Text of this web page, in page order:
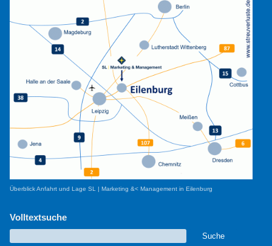
Überblick Anfahrt und Lage SL | Marketing &< Management in Eilenburg
Volltextsuche